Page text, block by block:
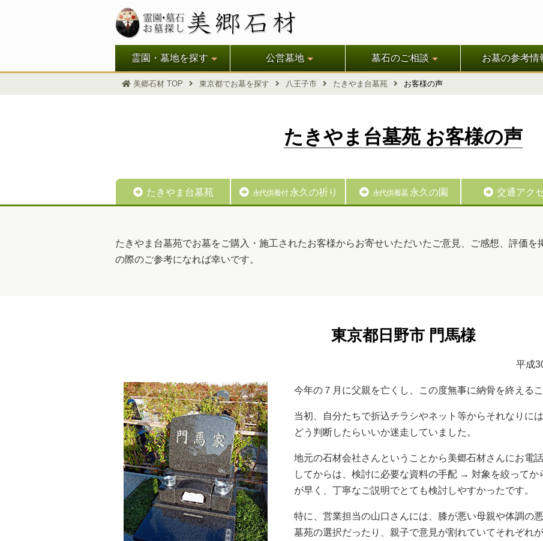
霊園・墓地を探す 公営墓地 墓石のご相談 お墓の参考情
美郷石材 TOP 東京都でお墓を探す 八王子市 たきやま台墓苑 お客様の声
たきやま台墓苑 お客様の声
たきやま台墓苑 永代供養付永久の祈り 永代供養墓永久の園 交通アク
たきやま台墓苑でお墓をご購入・施工されたお客様からお寄せいただいたご意見、ご感想、評価
の際のご参考になれば幸いです。
東京都日野市 門馬様
平成
今年の７月に父親を亡くし、この度無事に納骨を終えるこ
当初、自分たちで折込チラシやネット等からそれなりに
どう判断したらいいか迷走していました。
地元の石材会社さんということから美郷石材さんにお電
してからは、検討に必要な資料の手配 → 対象を絞ってか
が早く、丁寧なご説明でとても検討しやすかったです。
特に、営業担当の山口さんには、膝が悪い母親や体調の
墓苑の選択だったり、親子で意見が割れていてそれぞれ